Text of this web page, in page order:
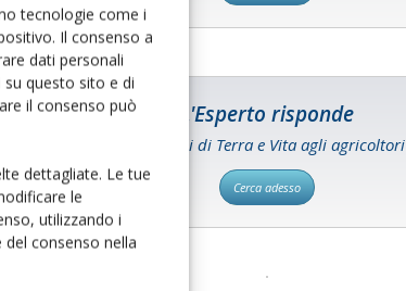
tecnologie come i
Il consenso a
dati personali
questo sito e di
il consenso può
dettagliate. Le tue
le
utilizzando i
consenso nella
L'Esperto risponde
I consigli di Terra e Vita agli agricoltori
Cerca adesso